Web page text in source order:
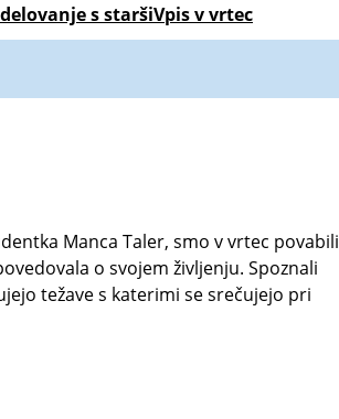
s staršiVpis v vrtec
Manca Taler, smo v vrtec povabili
o svojem življenju. Spoznali
težave s katerimi se srečujejo pri